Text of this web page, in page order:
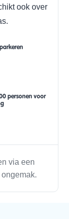
ook over
personen voor
via een